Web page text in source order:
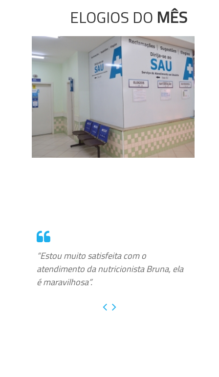
ELOGIOS DO MÊS
“Estou muito satisfeita com o
atendimento da nutricionista Bruna, ela
é maravilhosa”.